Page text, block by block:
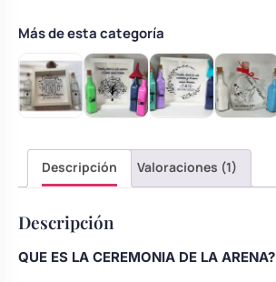
cantidad
Más de esta categoría
Descripción Valoraciones (1)
Descripción
QUE ES LA CEREMONIA DE LA ARENA?